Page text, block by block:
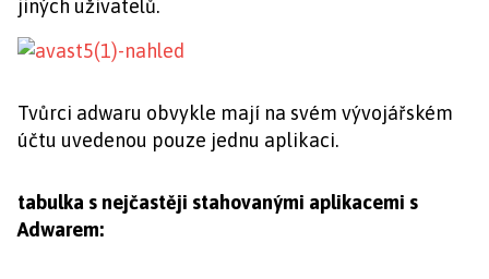
jiných uživatelů.
Tvůrci adwaru obvykle mají na svém vývojářském
účtu uvedenou pouze jednu aplikaci.
tabulka s nejčastěji stahovanými aplikacemi s
Adwarem: